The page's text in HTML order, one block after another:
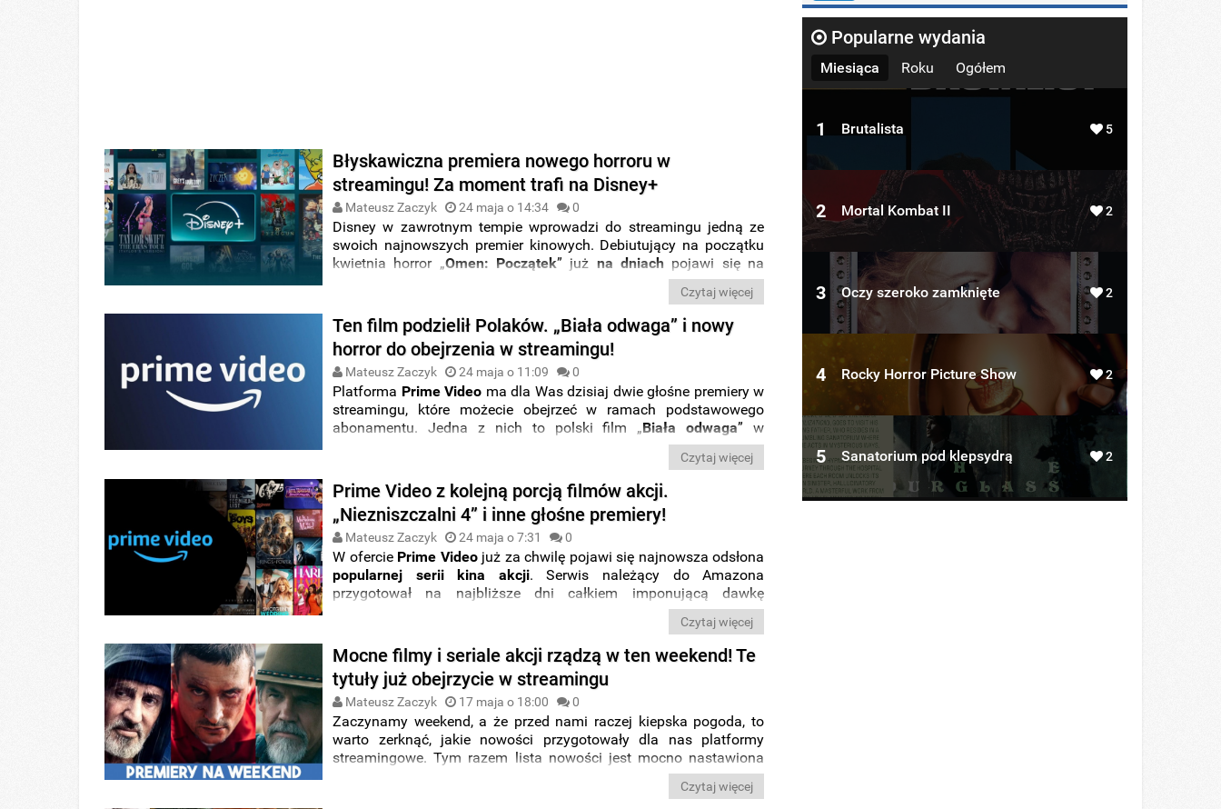
Błyskawiczna premiera nowego horroru w
streamingu! Za moment trafi na Disney+
Mateusz Zaczyk 24 maja o 14:34 0
Disney w zawrotnym tempie wprowadzi do streamingu jedną ze
swoich najnowszych premier kinowych. Debiutujący na początku
kwietnia horror „Omen: Początek” już na dniach pojawi się na
. Czy warto się nim zainteresować?
Czytaj więcej
Ten film podzielił Polaków. „Biała odwaga” i nowy
horror do obejrzenia w streamingu!
Mateusz Zaczyk 24 maja o 11:09 0
Platforma Prime Video ma dla Was dzisiaj dwie głośne premiery w
streamingu, które możecie obejrzeć w ramach podstawowego
abonamentu. Jedna z nich to polski film „Biała odwaga” w
historiędwóch
wystawionych na najtrudniejszą próbę
podczas drugiej Wojny Światowej.
Czytaj więcej
Prime Video z kolejną porcją filmów akcji.
„Niezniszczalni 4” i inne głośne premiery!
Mateusz Zaczyk 24 maja o 7:31 0
W ofercie Prime Videojuż za chwilę pojawi się najnowsza odsłona
popularnej serii kina akcji. Serwis należący do Amazona
przygotował na najbliższe dni całkiem imponującą dawkę
filmowych premier, wśród których największą będą „Niezniszczalni
Sylvestra Stallone'ai
Jasona
Stathama
. Co jeszcze będzie można obejrzeć na
platformie?
Czytaj więcej
Mocne filmy i seriale akcji rządzą w ten weekend! Te
tytuły już obejrzycie w streamingu
Mateusz Zaczyk 17 maja o 18:00 0
Zaczynamy weekend, a że przed nami raczej kiepska pogoda, to
warto zerknąć, jakie nowości przygotowały dla nas platformy
streamingowe. Tym razem lista nowości jest mocno nastawiona
na mocne męskie kino. O Waszą uwagę w piątek walczą przede
Co w takim razie
Czytaj więcej
Popularne wydania
Miesiąca Roku Ogółem
1 Brutalista 5
2 Mortal Kombat II 2
3 Oczy szeroko zamknięte 2
4 Rocky Horror Picture Show 2
5 Sanatorium pod klepsydrą 2